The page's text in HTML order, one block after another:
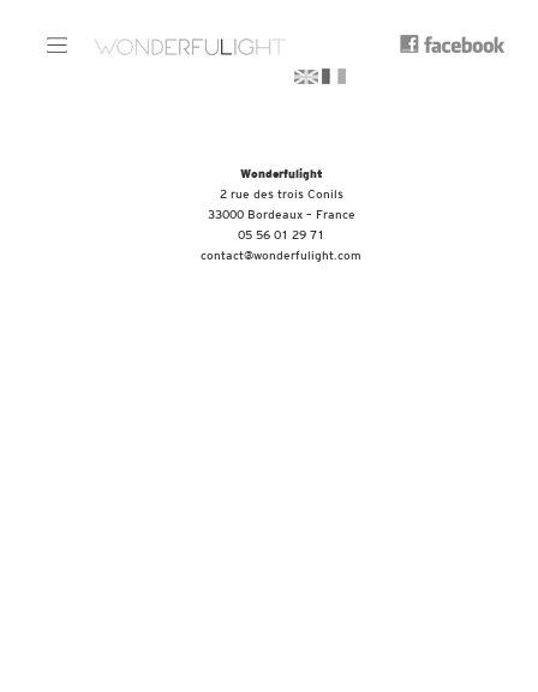
Wonderfulight
2 rue des trois Conils
33000 Bordeaux – France
05 56 01 29 71
contact@wonderfulight.com